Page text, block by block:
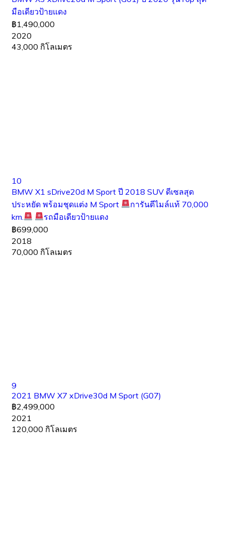
มือเดียวป้ายแดง
฿1,490,000
2020
43,000 กิโลเมตร
10
BMW X1 sDrive20d M Sport ปี 2018 SUV ดีเซลสุด
ประหยัด พร้อมชุดแต่ง M Sport
การันตีไมล์แท้ 70,000
km.
รถมือเดียวป้ายแดง
฿699,000
2018
70,000 กิโลเมตร
9
2021 BMW X7 xDrive30d M Sport (G07)
฿2,499,000
2021
120,000 กิโลเมตร